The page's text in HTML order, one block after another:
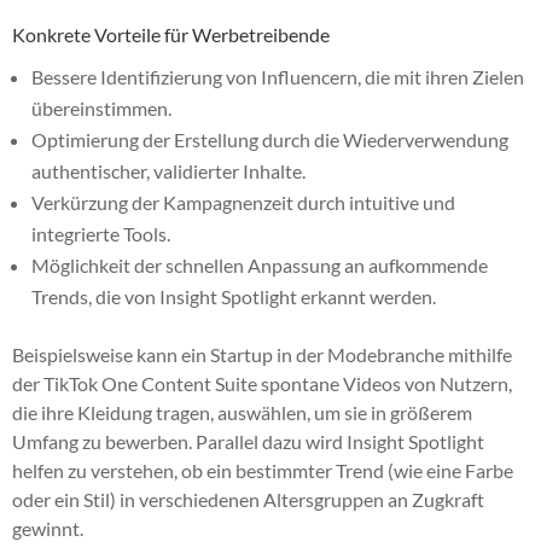
Konkrete Vorteile für Werbetreibende
Bessere Identifizierung von Influencern, die mit ihren Zielen
übereinstimmen.
Optimierung der Erstellung durch die Wiederverwendung
authentischer, validierter Inhalte.
Verkürzung der Kampagnenzeit durch intuitive und
integrierte Tools.
Möglichkeit der schnellen Anpassung an aufkommende
Trends, die von Insight Spotlight erkannt werden.
Beispielsweise kann ein Startup in der Modebranche mithilfe
der TikTok One Content Suite spontane Videos von Nutzern,
die ihre Kleidung tragen, auswählen, um sie in größerem
Umfang zu bewerben. Parallel dazu wird Insight Spotlight
helfen zu verstehen, ob ein bestimmter Trend (wie eine Farbe
oder ein Stil) in verschiedenen Altersgruppen an Zugkraft
gewinnt.